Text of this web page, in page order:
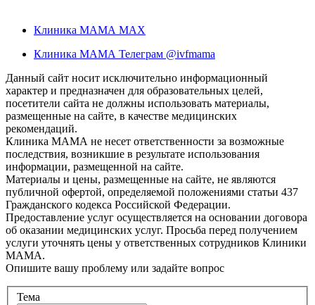
Клиника МАМА MAX
Клиника МАМА Телеграм @ivfmama
Данный сайт носит исключительно информационный
характер и предназначен для образовательных целей,
посетители сайта не должны использовать материалы,
размещенные на сайте, в качестве медицинских
рекомендаций.
Клиника МАМА не несет ответственности за возможные
последствия, возникшие в результате использования
информации, размещенной на сайте.
Материалы и цены, размещенные на сайте, не являются
публичной офертой, определяемой положениями статьи 437
Гражданского кодекса Российской Федерации.
Предоставление услуг осуществляется на основании договора
об оказании медицинских услуг. Просьба перед получением
услуги уточнять цены у ответственных сотрудников Клиники
МАМА.
Опишите вашу проблему или задайте вопрос
Тема